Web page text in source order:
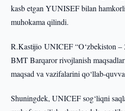
kasb etgan YUNISEF bilan
muhokama qilindi.
R.Kastijio UNICEF “O‘zbekiston –
BMT Barqaror rivojlanish
maqsad va vazifalarini qo‘llab-
Shuningdek, UNICEF sog‘liqni